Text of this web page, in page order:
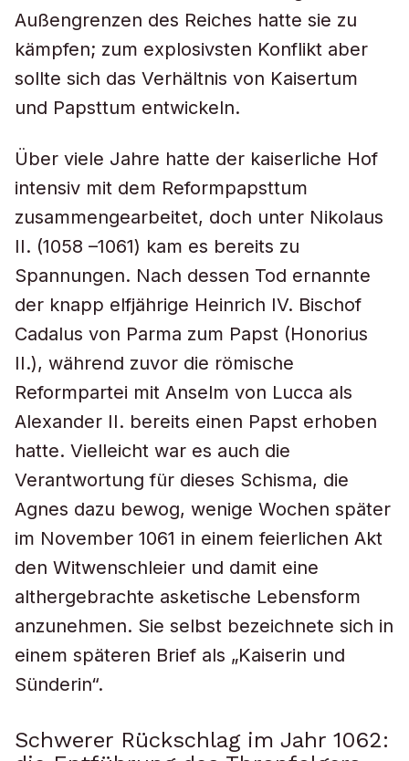
Außengrenzen des Reiches hatte sie zu
kämpfen; zum explosivsten Konflikt aber
sollte sich das Verhältnis von Kaisertum
und Papsttum entwickeln.
Über viele Jahre hatte der kaiserliche Hof
intensiv mit dem Reformpapsttum
zusammengearbeitet, doch unter Nikolaus
II. (1058 –1061) kam es bereits zu
Spannungen. Nach dessen Tod ernannte
der knapp elfjährige Heinrich IV. Bischof
Cadalus von Parma zum Papst (Honorius
II.), während zuvor die römische
Reformpartei mit Anselm von Lucca als
Alexander II. bereits einen Papst erhoben
hatte. Vielleicht war es auch die
Verantwortung für dieses Schisma, die
Agnes dazu bewog, wenige Wochen später
im November 1061 in einem feierlichen Akt
den Witwenschleier und damit eine
althergebrachte asketische Lebensform
anzunehmen. Sie selbst bezeichnete sich in
einem späteren Brief als „Kaiserin und
Sünderin“.
Schwerer Rückschlag im Jahr 1062: